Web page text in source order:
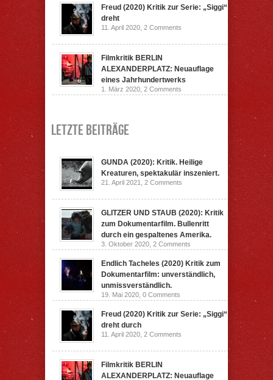
Freud (2020) Kritik zur Serie: „Siggi“
dreht
11. April 2020, 2 Comments
Filmkritik BERLIN
ALEXANDERPLATZ: Neuauflage
eines Jahrhundertwerks
1. März 2020, 2 Comments
Letzte Beiträge
GUNDA (2020): Kritik. Heilige
Kreaturen, spektakulär inszeniert.
21. April 2021, 2 Comments
GLITZER UND STAUB (2020): Kritik
zum Dokumentarfilm. Bullenritt
durch ein gespaltenes Amerika.
3. Oktober 2020, 2 Comments
Endlich Tacheles (2020) Kritik zum
Dokumentarfilm: unverständlich,
unmissverständlich.
19. Mai 2020, 0 Comments
Freud (2020) Kritik zur Serie: „Siggi“
dreht durch
11. April 2020, 2 Comments
Filmkritik BERLIN
ALEXANDERPLATZ: Neuauflage